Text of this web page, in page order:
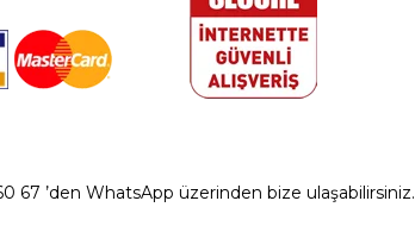
67 ’den WhatsApp üzerinden bize ulaşabilirsiniz.